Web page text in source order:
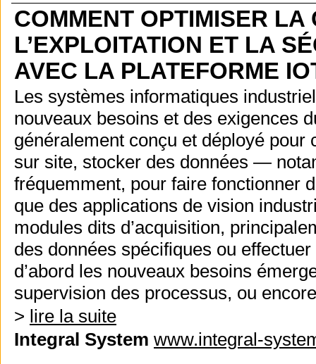
COMMENT OPTIMISER LA
L’EXPLOITATION ET LA
AVEC LA PLATEFORME
Les systèmes informatiques
nouveaux besoins et des exigences
généralement conçu et déployé
sur site, stocker des données —
fréquemment, pour faire fonctionner
que des applications de vision
modules dits d’acquisition,
des données spécifiques ou
d’abord les nouveaux besoins
supervision des processus, ou
> lire la suite
Integral System www.integral-